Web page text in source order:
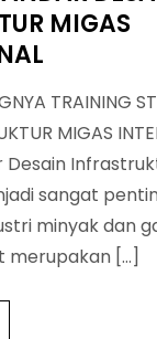
MIGAS
TRAINING
MIGAS
Desain
sangat
minyak dan
merupakan […]